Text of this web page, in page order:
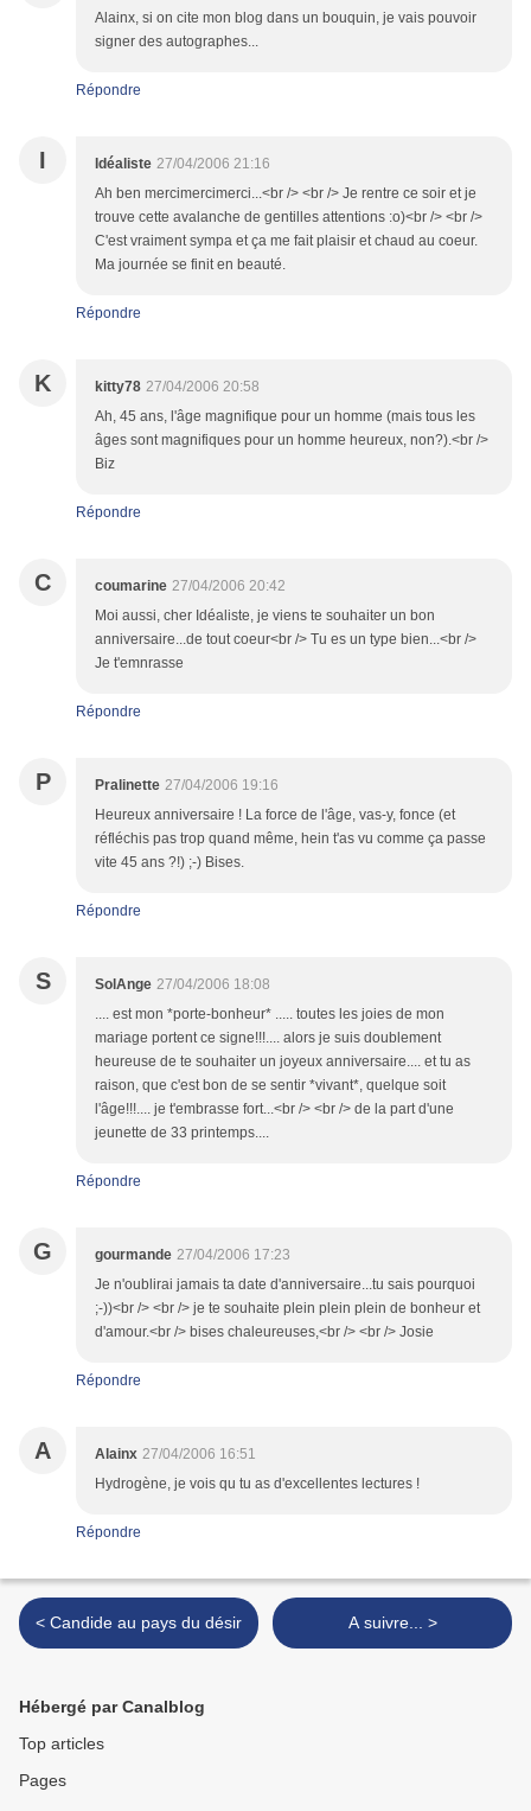
Alainx, si on cite mon blog dans un bouquin, je vais pouvoir
signer des autographes...
Répondre
I Idéaliste 27/04/2006 21:16
Ah ben mercimercimerci...<br /> <br /> Je rentre ce soir et je
trouve cette avalanche de gentilles attentions :o)<br /> <br />
C'est vraiment sympa et ça me fait plaisir et chaud au coeur.
Ma journée se finit en beauté.
Répondre
K kitty78 27/04/2006 20:58
Ah, 45 ans, l'âge magnifique pour un homme (mais tous les
âges sont magnifiques pour un homme heureux, non?).<br />
Biz
Répondre
C coumarine 27/04/2006 20:42
Moi aussi, cher Idéaliste, je viens te souhaiter un bon
anniversaire...de tout coeur<br /> Tu es un type bien...<br />
Je t'emnrasse
Répondre
P Pralinette 27/04/2006 19:16
Heureux anniversaire ! La force de l'âge, vas-y, fonce (et
réfléchis pas trop quand même, hein t'as vu comme ça passe
vite 45 ans ?!) ;-) Bises.
Répondre
S SolAnge 27/04/2006 18:08
.... est mon *porte-bonheur* ..... toutes les joies de mon
mariage portent ce signe!!!.... alors je suis doublement
heureuse de te souhaiter un joyeux anniversaire.... et tu as
raison, que c'est bon de se sentir *vivant*, quelque soit
l'âge!!!.... je t'embrasse fort...<br /> <br /> de la part d'une
jeunette de 33 printemps....
Répondre
G gourmande 27/04/2006 17:23
Je n'oublirai jamais ta date d'anniversaire...tu sais pourquoi
;-))<br /> <br /> je te souhaite plein plein plein de bonheur et
d'amour.<br /> bises chaleureuses,<br /> <br /> Josie
Répondre
A Alainx 27/04/2006 16:51
Hydrogène, je vois qu tu as d'excellentes lectures !
Répondre
< Candide au pays du désir A suivre... >
Hébergé par Canalblog
Top articles
Pages